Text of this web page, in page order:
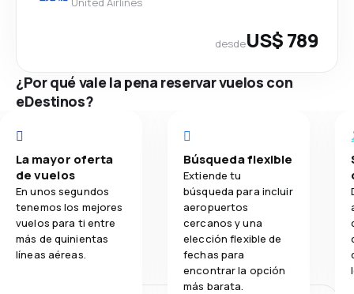
desdeUS$ 789
¿Por qué vale la pena reservar vuelos con
eDestinos?
La mayor oferta
de vuelos
En unos segundos
tenemos los mejores
vuelos para ti entre
más de quinientas
líneas aéreas.
Búsqueda flexible
Extiende tu
búsqueda para incluir
aeropuertos
cercanos y una
elección flexible de
fechas para
encontrar la opción
más barata.